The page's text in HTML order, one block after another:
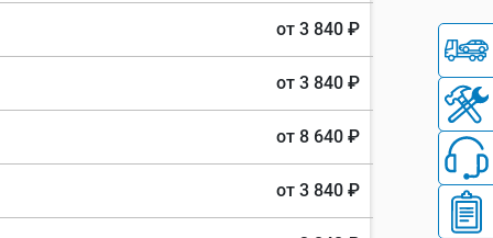
от 3 840 ₽
от 3 840 ₽
от 8 640 ₽
от 3 840 ₽